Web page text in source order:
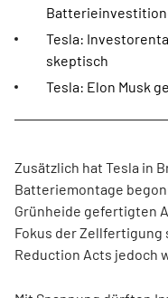
Tesla:
skeptisch
Tesla: Elon Musk
Zusätzlich hat Tesla in
Batteriemontage
Grünheide gefertigten
Fokus der Zellfertigung
Reduction Acts jedoch